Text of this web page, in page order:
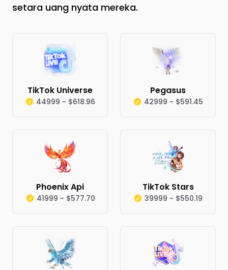
setara uang nyata mereka.
TikTok Universe
44999 ~ $618.96
Pegasus
42999 ~ $591.45
Phoenix Api
41999 ~ $577.70
TikTok Stars
39999 ~ $550.19